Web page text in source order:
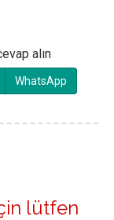
alın
WhatsApp
lütfen